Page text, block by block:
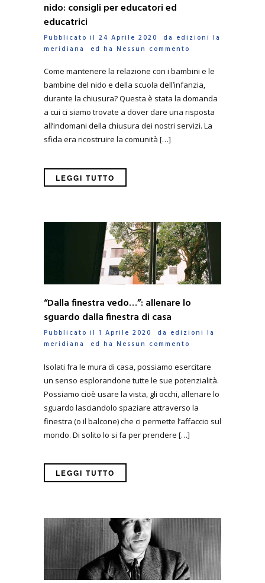
nido: consigli per educatori ed
educatrici
Pubblicato il 24 Aprile 2020 da edizioni la
meridiana
ed ha Nessun commento
Come mantenere la relazione con i bambini e le
bambine del nido e della scuola dell’infanzia,
durante la chiusura? Questa è stata la domanda
a cui ci siamo trovate a dover dare una risposta
all’indomani della chiusura dei nostri servizi. La
sfida era ricostruire la comunità […]
LEGGI TUTTO
“Dalla finestra vedo…”: allenare lo
sguardo dalla finestra di casa
Pubblicato il 1 Aprile 2020 da edizioni la
meridiana
ed ha Nessun commento
Isolati fra le mura di casa, possiamo esercitare
un senso esplorandone tutte le sue potenzialità.
Possiamo cioè usare la vista, gli occhi, allenare lo
sguardo lasciandolo spaziare attraverso la
finestra (o il balcone) che ci permette l’affaccio sul
mondo. Di solito lo si fa per prendere […]
LEGGI TUTTO